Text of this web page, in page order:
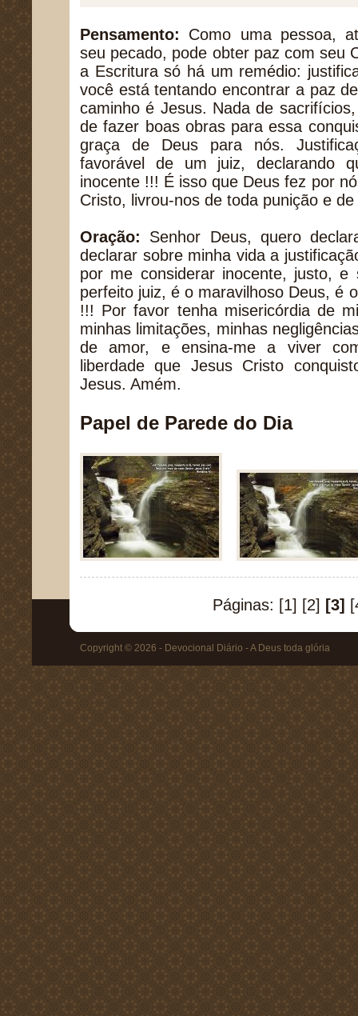
Pensamento: Como uma pessoa,
seu pecado, pode obter paz com seu
a Escritura só há um remédio:
você está tentando encontrar a paz
caminho é Jesus. Nada de
de fazer boas obras para essa
graça de Deus para nós.
favorável de um juiz, declarando
inocente !!! É isso que Deus fez por
Cristo, livrou-nos de toda punição e
Oração: Senhor Deus, quero
declarar sobre minha vida a
por me considerar inocente, justo,
perfeito juiz, é o maravilhoso Deus, é
!!! Por favor tenha misericórdia de
minhas limitações, minhas
de amor, e ensina-me a viver
liberdade que Jesus Cristo
Jesus. Amém.
Papel de Parede do Dia
Páginas: [1] [2] [3]
Copyright © 2026 - Devocional Diário - A Deus toda glória